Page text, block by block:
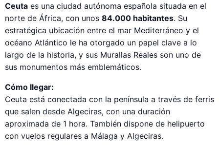
Ceuta es una ciudad autónoma española situada en el
norte de África, con unos 84.000 habitantes. Su
estratégica ubicación entre el mar Mediterráneo y el
océano Atlántico le ha otorgado un papel clave a lo
largo de la historia, y sus Murallas Reales son uno de
sus monumentos más emblemáticos.
Cómo llegar:
Ceuta está conectada con la península a través de ferris
que salen desde Algeciras, con una duración
aproximada de 1 hora. También dispone de helipuerto
con vuelos regulares a Málaga y Algeciras.